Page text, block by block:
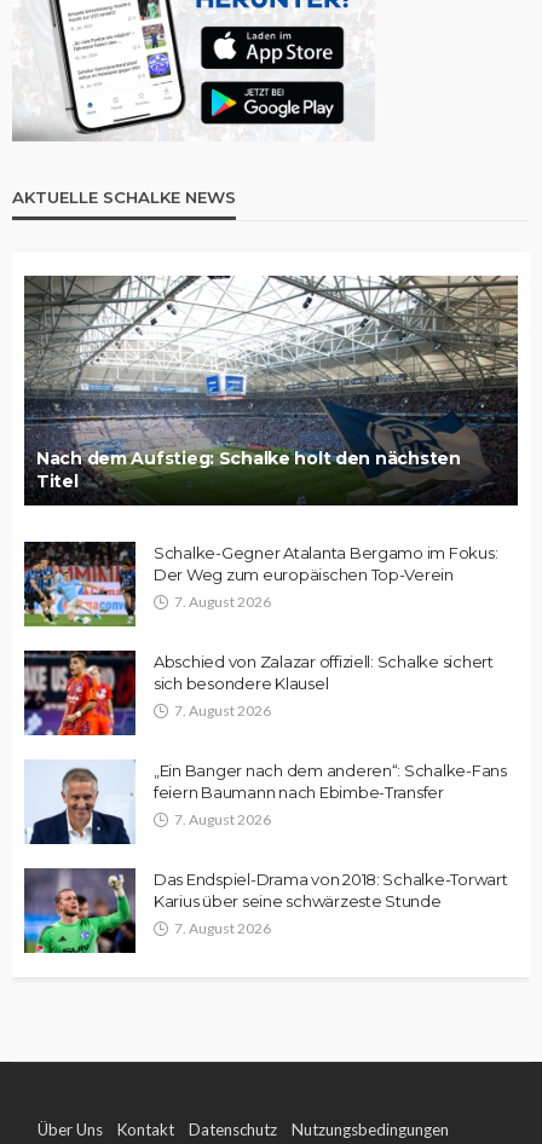
AKTUELLE SCHALKE NEWS
Nach dem Aufstieg: Schalke holt den nächsten
Titel
Schalke-Gegner Atalanta Bergamo im Fokus:
Der Weg zum europäischen Top-Verein
7. August 2026
Abschied von Zalazar offiziell: Schalke sichert
sich besondere Klausel
7. August 2026
„Ein Banger nach dem anderen“: Schalke-Fans
feiern Baumann nach Ebimbe-Transfer
7. August 2026
Das Endspiel-Drama von 2018: Schalke-Torwart
Karius über seine schwärzeste Stunde
7. August 2026
Über Uns Kontakt Datenschutz Nutzungsbedingungen